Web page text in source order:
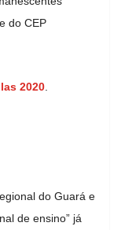
do CEP
2020
do Guará e
de ensino” já